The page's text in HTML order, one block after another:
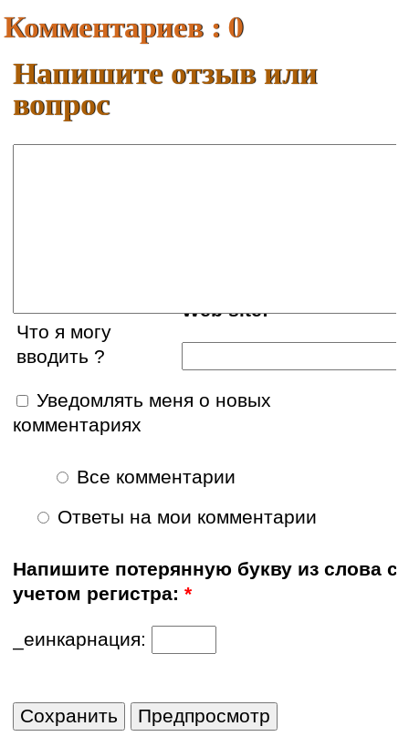
Комментариев : 0
Напишите отзыв или
вопрос
Web site:
Что я могу
вводить ?
Уведомлять меня о новых
комментариях
Все комментарии
Ответы на мои комментарии
Напишите потерянную букву из слова с
учетом регистра:*
_еинкарнация: